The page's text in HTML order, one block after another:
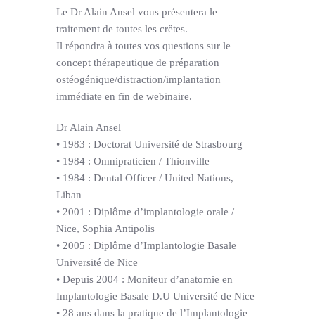
Le Dr Alain Ansel vous présentera le
traitement de toutes les crêtes.
Il répondra à toutes vos questions sur le
concept thérapeutique de préparation
ostéogénique/distraction/implantation
immédiate en fin de webinaire.
Dr Alain Ansel
• 1983 : Doctorat Université de Strasbourg
• 1984 : Omnipraticien / Thionville
• 1984 : Dental Officer / United Nations,
Liban
• 2001 : Diplôme d’implantologie orale /
Nice, Sophia Antipolis
• 2005 : Diplôme d’Implantologie Basale
Université de Nice
• Depuis 2004 : Moniteur d’anatomie en
Implantologie Basale D.U Université de Nice
• 28 ans dans la pratique de l’Implantologie